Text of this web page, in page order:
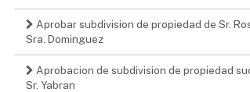
Aprobar subdivision de propiedad de Sr.
Sra. Dominguez
Aprobacion de subdivision de propiedad
Sr. Yabran